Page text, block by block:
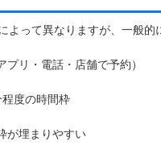
よって異なりますが、一般的
プリ・電話・店舗で予約）
度の時間枠
が埋まりやすい